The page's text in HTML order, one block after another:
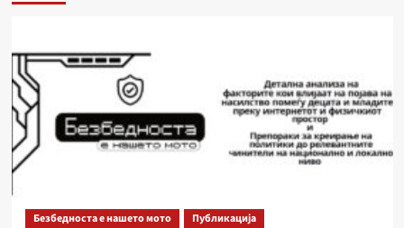
Безбедноста е нашето мото Публикација